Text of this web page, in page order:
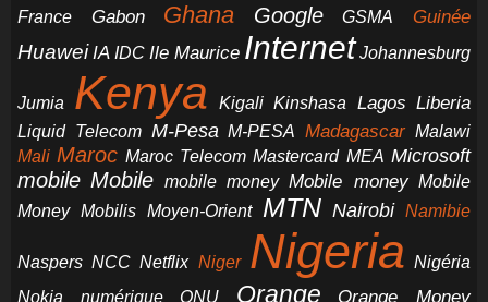
France
Gabon Ghana Google GSMA Guinée
Huawei IA IDC Ile Maurice Internet Johannesburg
Jumia Kenya Kigali Kinshasa Lagos Liberia
Liquid Telecom M-Pesa M-PESA Madagascar Malawi
Mali Maroc Maroc Telecom Mastercard MEA Microsoft
mobile Mobile mobile money Mobile money Mobile
Money Mobilis Moyen-Orient MTN Nairobi Namibie
Naspers NCC Netflix Niger Nigeria Nigéria
Nokia
numérique ONU Orange Orange Money